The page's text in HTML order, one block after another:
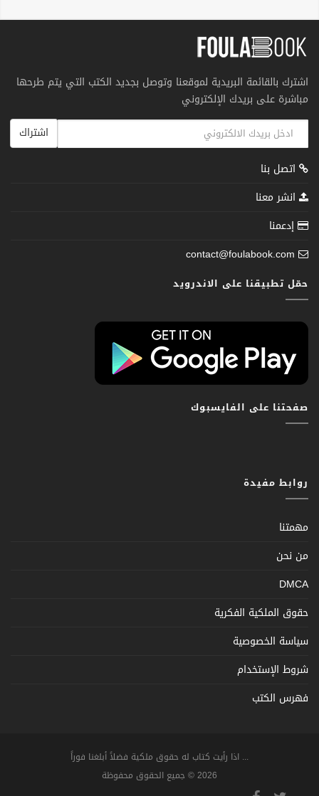
اشترك بالقائمة البريدية لموقعنا وتوصل بجديد الكتب التي يتم طرحها
مباشرة على بريدك الإلكتروني
اشتراك
اتصل بنا
انشر معنا
إدعمنا
contact@foulabook.com
حمّل تطبيقنا على الاندرويد
صفحتنا على الفايسبوك
روابط مفيدة
مهمتنا
من نحن
DMCA
حقوق الملكية الفكرية
سياسة الخصوصية
شروط الإستخدام
فهرس الكتب
... اذا رأيت كتاب له حقوق ملكية فضلاً أبلغنا فوراً
2026 © جميع الحقوق محفوظة